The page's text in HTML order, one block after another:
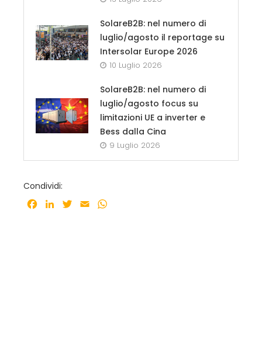
SolareB2B: nel numero di
luglio/agosto il reportage su
Intersolar Europe 2026
10 Luglio 2026
SolareB2B: nel numero di
luglio/agosto focus su
limitazioni UE a inverter e
Bess dalla Cina
9 Luglio 2026
Condividi:
Facebook
LinkedInTwitter
Email